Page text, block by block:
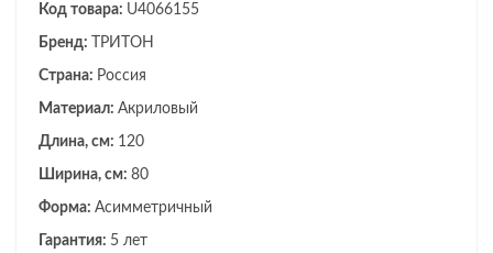
Код товара: U4066155
Бренд: ТРИТОН
Страна: Россия
Материал: Акриловый
Длина, см: 120
Ширина, см: 80
Форма: Асимметричный
Гарантия: 5 лет